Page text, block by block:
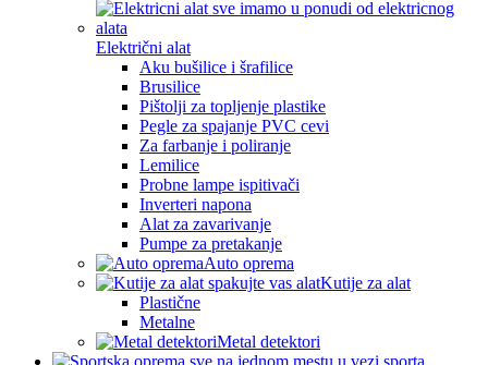
Električni alat
Aku bušilice i šrafilice
Brusilice
Pištolji za topljenje plastike
Pegle za spajanje PVC cevi
Za farbanje i poliranje
Lemilice
Probne lampe ispitivači
Inverteri napona
Alat za zavarivanje
Pumpe za pretakanje
Auto oprema
Kutije za alat
Plastične
Metalne
Metal detektori